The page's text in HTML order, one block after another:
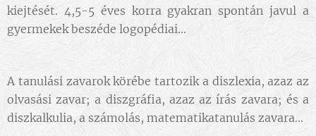
kiejtését. 4,5-5 éves korra gyakran spontán javul a
gyermekek beszéde logopédiai...
A tanulási zavarok körébe tartozik a diszlexia, azaz az
olvasási zavar; a diszgráfia, azaz az írás zavara; és a
diszkalkulia, a számolás, matematikatanulás zavara...